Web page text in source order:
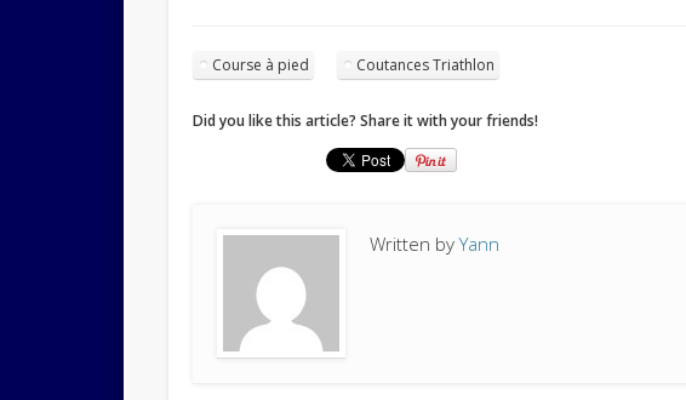
Course à pied Coutances Triathlon
Did you like this article? Share it with your friends!
Written byYann